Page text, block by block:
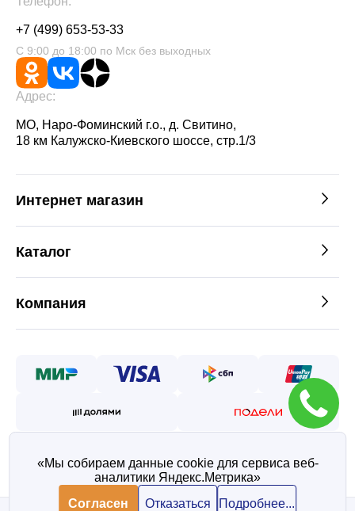
+7 (499) 653-53-33
С 9:00 до 18:00 по Мск без выходных
Адрес:
МО, Наро-Фоминский г.о., д. Свитино,
18 км Калужско-Киевского шоссе, стр.1/3
Интернет магазин
Каталог
Компания
©2026 — Таврос интернет
магазин металлопроката
Политика конфиденциальности
«Мы собираем данные cookie для сервиса веб-
аналитики Яндекс.Метрика»
Согласен
Отказаться Подробнее...